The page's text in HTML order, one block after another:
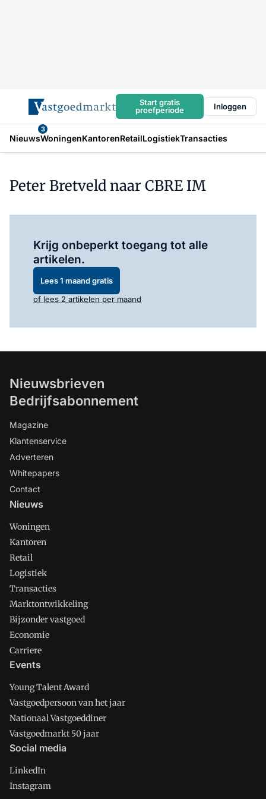
Start gratis
proefperiode
Inloggen
Nieuws
3
WoningenKantorenRetailLogistiekTransacties
Peter Bretveld naar CBRE IM
Krijg onbeperkt toegang tot alle
artikelen.
Lees 1 maand gratis
of lees 2 artikelen per maand
Nieuwsbrieven
Bedrijfsabonnement
Magazine
Klantenservice
Adverteren
Whitepapers
Contact
Nieuws
Woningen
Kantoren
Retail
Logistiek
Transacties
Marktontwikkeling
Bijzonder vastgoed
Economie
Carriere
Events
Young Talent Award
Vastgoedpersoon van het jaar
Nationaal Vastgoeddiner
Vastgoedmarkt 50 jaar
Social media
LinkedIn
Instagram